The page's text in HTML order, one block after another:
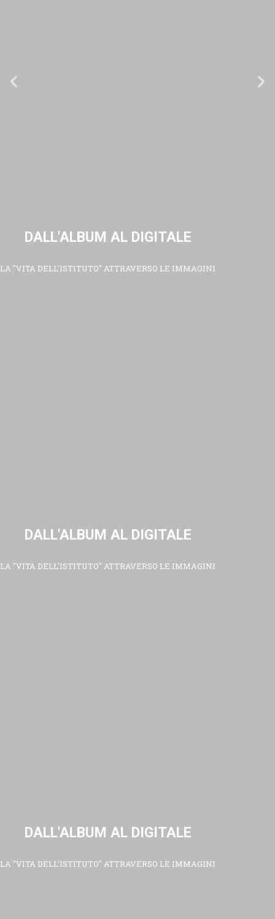
DALL'ALBUM AL DIGITALE
LA "VITA DELL'ISTITUTO" ATTRAVERSO LE IMMAGINI
DALL'ALBUM AL DIGITALE
LA "VITA DELL'ISTITUTO" ATTRAVERSO LE IMMAGINI
DALL'ALBUM AL DIGITALE
LA "VITA DELL'ISTITUTO" ATTRAVERSO LE IMMAGINI